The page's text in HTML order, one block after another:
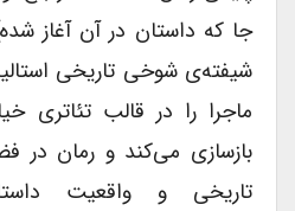
جا که داستان در آن آغاز
شیفته‌ی شوخی تاریخی
ماجرا را در قالب تئاتری
بازسازی می‌کند و رمان در
تاریخی و واقعیت